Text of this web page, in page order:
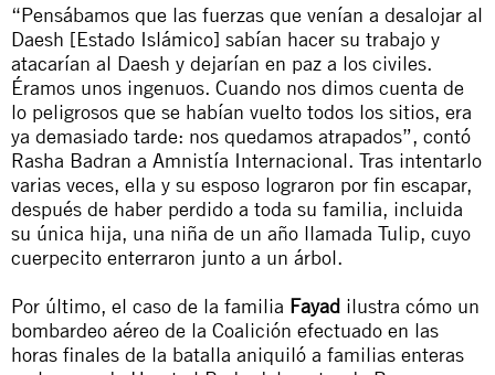
“Pensábamos que las fuerzas que venían a desalojar al
Daesh [Estado Islámico] sabían hacer su trabajo y
atacarían al Daesh y dejarían en paz a los civiles.
Éramos unos ingenuos. Cuando nos dimos cuenta de
lo peligrosos que se habían vuelto todos los sitios, era
ya demasiado tarde: nos quedamos atrapados”, contó
Rasha Badran a Amnistía Internacional. Tras intentarlo
varias veces, ella y su esposo lograron por fin escapar,
después de haber perdido a toda su familia, incluida
su única hija, una niña de un año llamada Tulip, cuyo
cuerpecito enterraron junto a un árbol.
Por último, el caso de la familia Fayad ilustra cómo un
bombardeo aéreo de la Coalición efectuado en las
horas finales de la batalla aniquiló a familias enteras